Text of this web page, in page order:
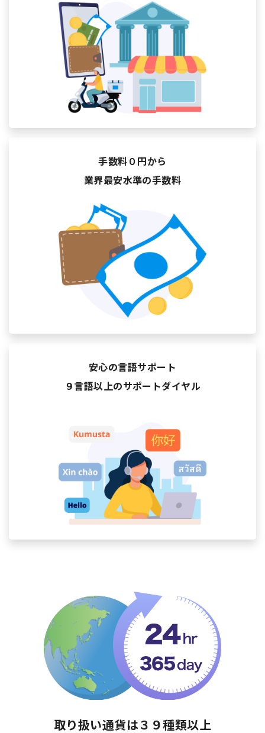
手数料０円から
業界最安水準の手数料
安心の言語サポート
９言語以上のサポートダイヤル
取り扱い通貨は３９種類以上